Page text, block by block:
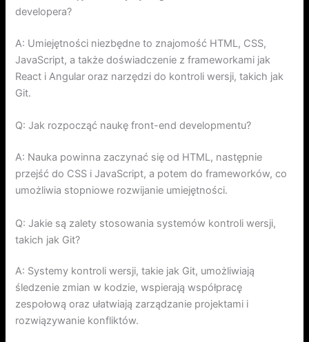
developera?
A: Umiejętności niezbędne to znajomość HTML, CSS,
JavaScript, a także doświadczenie z frameworkami jak
React i Angular oraz narzędzi do kontroli wersji, takich jak
Git.
Q: Jak rozpocząć naukę front-end developmentu?
A: Nauka powinna zaczynać się od HTML, następnie
przejść do CSS i JavaScript, a potem do frameworków, co
umożliwia stopniowe rozwijanie umiejętności.
Q: Jakie są zalety stosowania systemów kontroli wersji,
takich jak Git?
A: Systemy kontroli wersji, takie jak Git, umożliwiają
śledzenie zmian w kodzie, wspierają współpracę
zespołową oraz ułatwiają zarządzanie projektami i
rozwiązywanie konfliktów.